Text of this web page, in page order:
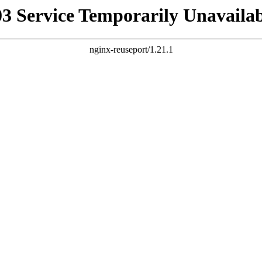
Service Temporarily
nginx-reuseport/1.21.1